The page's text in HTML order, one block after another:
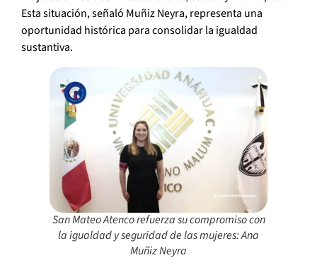
Esta situación, señaló Muñiz Neyra, representa una
oportunidad histórica para consolidar la igualdad
sustantiva.
San Mateo Atenco refuerza su compromiso con
la igualdad y seguridad de las mujeres: Ana
Muñiz Neyra